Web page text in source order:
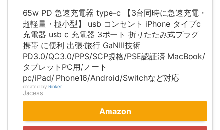
65w PD 急速充電器 type-c 【3台同時に急速充電・
超軽量・極小型】 usb コンセント iPhone タイプc
充電器 usb c 充電器 3ポート 折りたたみ式プラグ
携帯 に便利 出張·旅行 GaNIII技術
PD3.0/QC3.0/PPS/SCP規格/PSE認証済 MacBook/
タブレットPC用/ノート
pc/iPad/iPhone16/Android/Switchなど対応
created by Rinker
Jacess
Amazon